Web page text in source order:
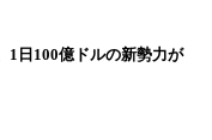
1日100億ドルの新勢力が